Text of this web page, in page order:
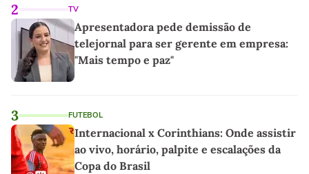
2 TV
Apresentadora pede demissão de
telejornal para ser gerente em empresa:
"Mais tempo e paz"
3 FUTEBOL
Internacional x Corinthians: Onde assistir
ao vivo, horário, palpite e escalações da
Copa do Brasil